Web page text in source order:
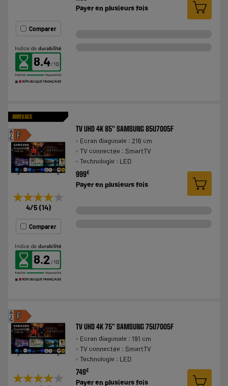
Comparer
8.4
Payer en plusieurs fois
ARRIVAGE
F
A
G
★★★★★
★★★★★
4/5 (14)
Comparer
8.2
TV UHD 4K 85" SAMSUNG 85U7005F
Ecran diagonale : 216 cm
TV connectée : SmartTV
Technologie : LED
999€
Payer en plusieurs fois
F
A
G
★★★★★
★★★★★
TV UHD 4K 75" SAMSUNG 75U7005F
Ecran diagonale : 191 cm
TV connectée : SmartTV
Technologie : LED
749€
Payer en plusieurs fois